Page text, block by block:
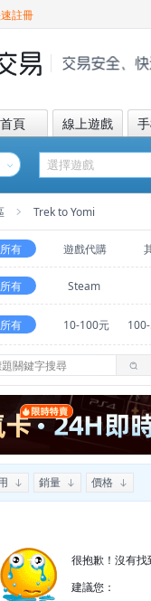
註冊
首頁 線上遊戲
Trek to Yomi
所有 遊戲代購
所有 Steam
所有 10-100元
銷量 價格
很抱歉！沒有
建議您：